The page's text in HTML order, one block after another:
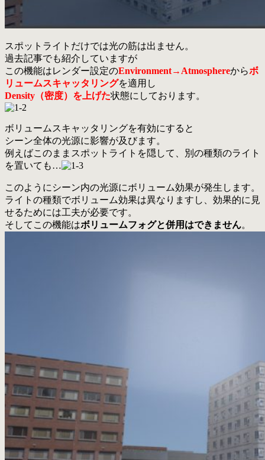
スポットライトだけでは光の筋は出ません。
過去記事でも紹介していますが
この機能はレンダー設定のEnvironment→Atmosphereからボ
リュームスキャッタリングを適用し
Density（密度）を上げた状態にしております。
ボリュームスキャッタリングを有効にすると
シーン全体の光源に影響が及びます。
例えばこのままスポットライトを隠して、別の種類のライト
を置いても…
このようにシーン内の光源にボリューム効果が発生します。
ライトの種類でボリューム効果は異なりますし、効果的に見
せるためには工夫が必要です。
そしてこの機能はボリュームフォグと併用はできません。